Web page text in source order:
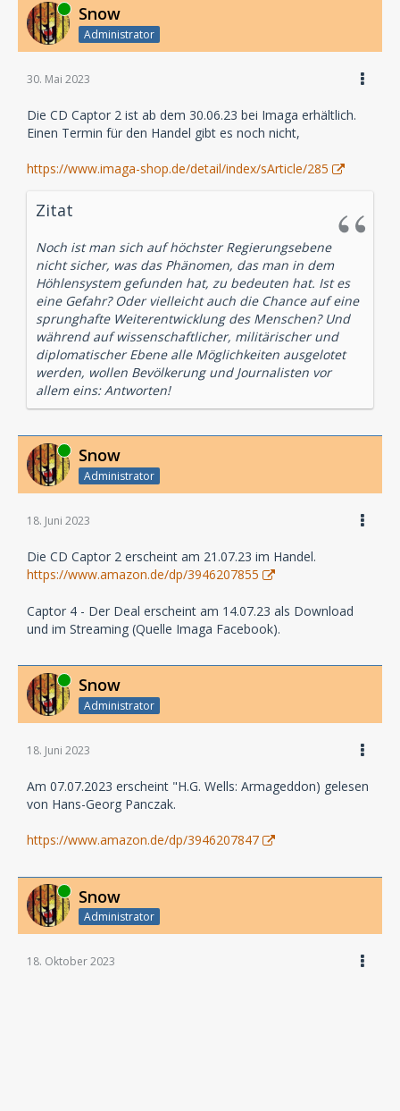
Online Snow
Administrator
30. Mai 2023
Die CD Captor 2 ist ab dem 30.06.23 bei Imaga erhältlich.
Einen Termin für den Handel gibt es noch nicht,
https://www.imaga-shop.de/detail/index/sArticle/285
Zitat
Noch ist man sich auf höchster Regierungsebene
nicht sicher, was das Phänomen, das man in dem
Höhlensystem gefunden hat, zu bedeuten hat. Ist es
eine Gefahr? Oder vielleicht auch die Chance auf eine
sprunghafte Weiterentwicklung des Menschen? Und
während auf wissenschaftlicher, militärischer und
diplomatischer Ebene alle Möglichkeiten ausgelotet
werden, wollen Bevölkerung und Journalisten vor
allem eins: Antworten!
Online Snow
Administrator
18. Juni 2023
Die CD Captor 2 erscheint am 21.07.23 im Handel.
https://www.amazon.de/dp/3946207855
Captor 4 - Der Deal erscheint am 14.07.23 als Download
und im Streaming (Quelle Imaga Facebook).
Online Snow
Administrator
18. Juni 2023
Am 07.07.2023 erscheint "H.G. Wells: Armageddon) gelesen
von Hans-Georg Panczak.
https://www.amazon.de/dp/3946207847
Online Snow
Administrator
18. Oktober 2023